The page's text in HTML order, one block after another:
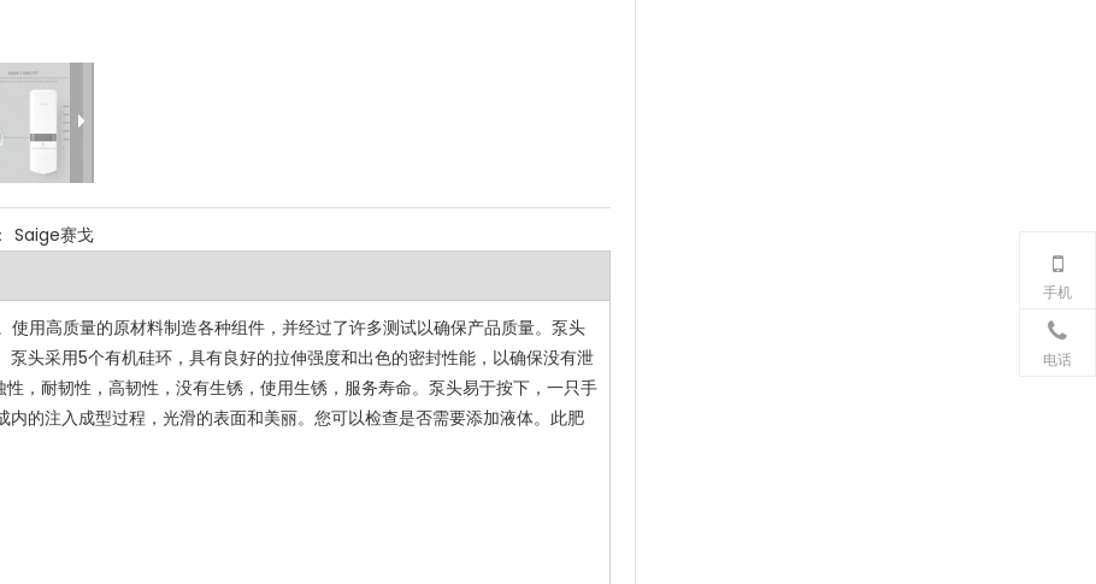
Saige赛戈
用高质量的原材料制造各种组件，并经过了许多测试以确保产品质量。泵头
头采用5个有机硅环，具有良好的拉伸强度和出色的密封性能，以确保没有泄
，耐韧性，高韧性，没有生锈，使用生锈，服务寿命。泵头易于按下，一只手
的注入成型过程，光滑的表面和美丽。您可以检查是否需要添加液体。此肥
手机
电话